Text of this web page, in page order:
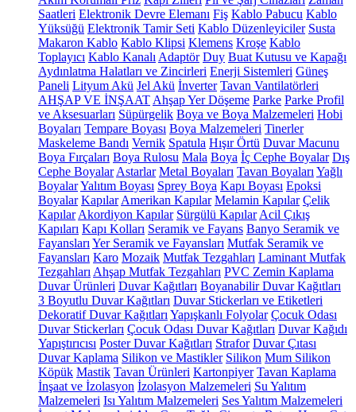
Saatleri Elektronik Devre Elemanı Fiş Kablo Pabucu Kablo
Yüksüğü Elektronik Tamir Seti Kablo Düzenleyiciler Susta
Makaron Kablo Kablo Klipsi Klemens Kroşe Kablo
Toplayıcı Kablo Kanalı Adaptör Duy Buat Kutusu ve Kapağı
Aydınlatma Halatları ve Zincirleri Enerji Sistemleri Güneş
Paneli Lityum Akü Jel Akü İnverter Tavan Vantilatörleri
AHŞAP VE İNŞAAT Ahşap Yer Döşeme Parke Parke Profil
ve Aksesuarları Süpürgelik Boya ve Boya Malzemeleri Hobi
Boyaları Tempare Boyası Boya Malzemeleri Tinerler
Maskeleme Bandı Vernik Spatula Hışır Örtü Duvar Macunu
Boya Fırçaları Boya Rulosu Mala Boya İç Cephe Boyalar Dış
Cephe Boyalar Astarlar Metal Boyaları Tavan Boyaları Yağlı
BoyalarYalıtım Boyası Sprey Boya Kapı Boyası Epoksi
Boyalar Kapılar Amerikan Kapılar Melamin Kapılar Çelik
Kapılar Akordiyon Kapılar Sürgülü Kapılar Acil Çıkış
Kapıları Kapı Kolları Seramik ve Fayans Banyo Seramik ve
Fayansları Yer Seramik ve Fayansları Mutfak Seramik ve
Fayansları Karo Mozaik Mutfak Tezgahları Laminant Mutfak
Tezgahları Ahşap Mutfak Tezgahları PVC Zemin Kaplama
Duvar Ürünleri Duvar Kağıtları Boyanabilir Duvar Kağıtları
3 Boyutlu Duvar Kağıtları Duvar Stickerları ve Etiketleri
Dekoratif Duvar Kağıtları Yapışkanlı Folyolar Çocuk Odası
Duvar Stickerları Çocuk Odası Duvar Kağıtları Duvar Kağıdı
Yapıştırıcısı Poster Duvar Kağıtları Strafor Duvar Çıtası
Duvar Kaplama Silikon ve Mastikler Silikon Mum Silikon
Köpük Mastik Tavan Ürünleri Kartonpiyer Tavan Kaplama
İnşaat ve İzolasyon İzolasyon Malzemeleri Su Yalıtım
Malzemeleri Isı Yalıtım Malzemeleri Ses Yalıtım Malzemeleri